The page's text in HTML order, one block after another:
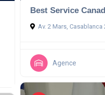
Best Service
Av. 2 Mars, Casablanca
Agence